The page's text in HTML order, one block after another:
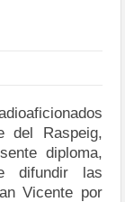
del Raspeig,
diploma,
difundir las
Vicente por